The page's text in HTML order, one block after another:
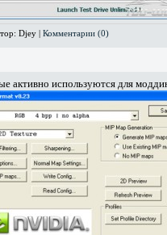
Djey | Комментарии (0)
активно используются для